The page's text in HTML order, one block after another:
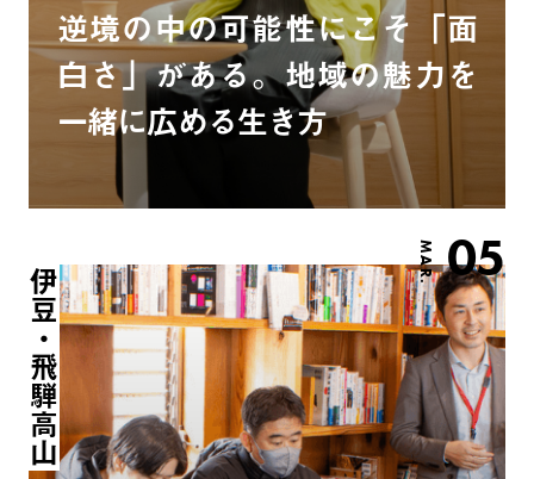
逆境の中の可能性にこそ「面
白さ」がある。地域の魅力を
一緒に広める生き方
MAR. 05
伊豆・飛騨高山